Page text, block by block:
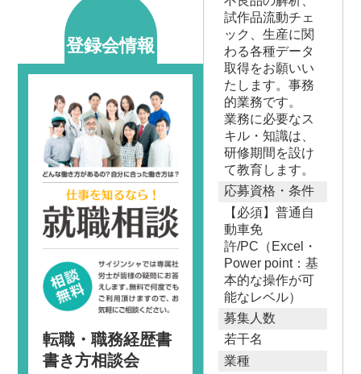
試作品流動チェ
ック、生産に関
わる各種データ
取得をお願いい
たします。事務
的業務です。
業務に必要なス
キル・知識は、
研修期間を設け
て教育します。
応募資格・条件
【必須】普通自
動車免
許/PC（Excel・
Power point：基
本的な操作が可
能なレベル）
募集人数
若干名
業種
登録会情報
転職・職務経歴書
書き方相談会